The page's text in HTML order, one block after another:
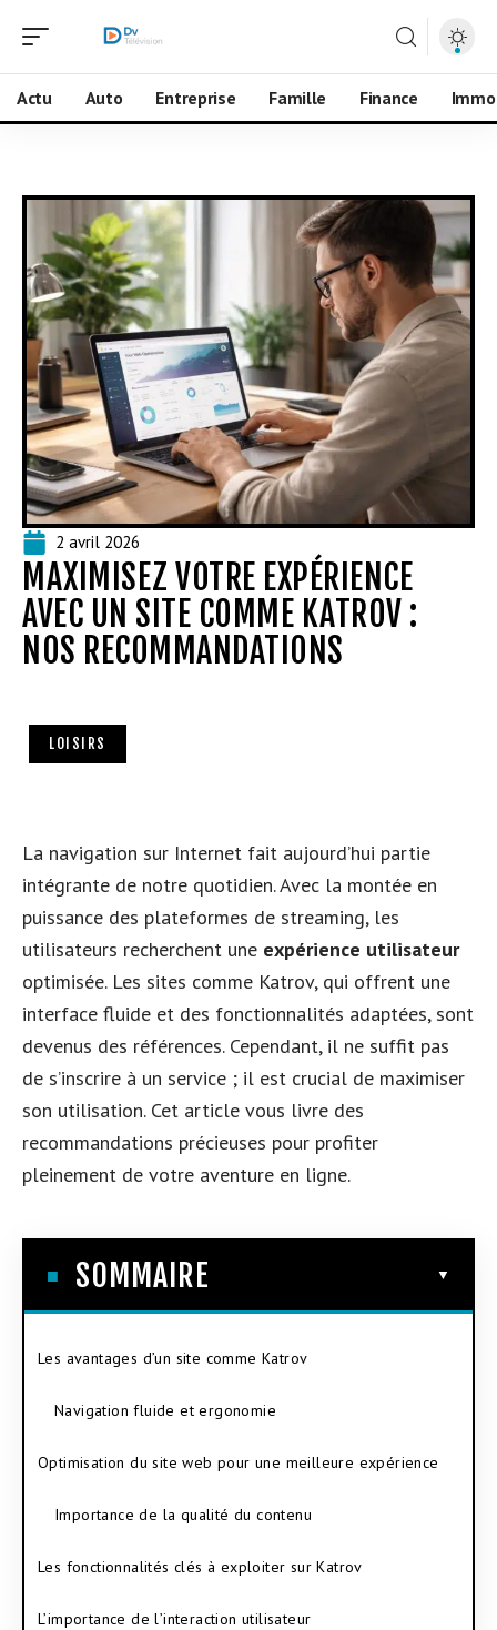
Actu Auto Entreprise Famille Finance Immo
2 avril 2026
MAXIMISEZ VOTRE EXPÉRIENCE
AVEC UN SITE COMME KATROV :
NOS RECOMMANDATIONS
LOISIRS
La navigation sur Internet fait aujourd’hui partie
intégrante de notre quotidien. Avec la montée en
puissance des plateformes de streaming, les
utilisateurs recherchent une expérience utilisateur
optimisée. Les sites comme Katrov, qui offrent une
interface fluide et des fonctionnalités adaptées, sont
devenus des références. Cependant, il ne suffit pas
de s’inscrire à un service ; il est crucial de maximiser
son utilisation. Cet article vous livre des
recommandations précieuses pour profiter
pleinement de votre aventure en ligne.
SOMMAIRE
Les avantages d’un site comme Katrov
Navigation fluide et ergonomie
Optimisation du site web pour une meilleure expérience
Importance de la qualité du contenu
Les fonctionnalités clés à exploiter sur Katrov
L’importance de l’interaction utilisateur